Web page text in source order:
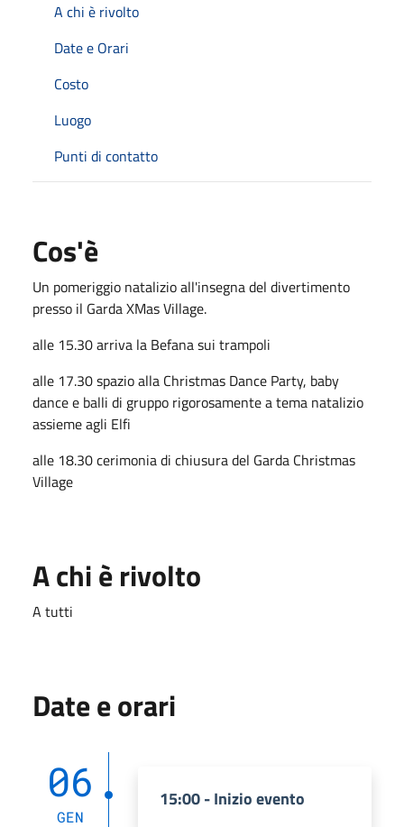
A chi è rivolto
Date e Orari
Costo
Luogo
Punti di contatto
Cos'è
Un pomeriggio natalizio all'insegna del divertimento
presso il Garda XMas Village.
alle 15.30 arriva la Befana sui trampoli
alle 17.30 spazio alla Christmas Dance Party, baby
dance e balli di gruppo rigorosamente a tema natalizio
assieme agli Elfi
alle 18.30 cerimonia di chiusura del Garda Christmas
Village
A chi è rivolto
A tutti
Date e orari
06
GEN
15:00 - Inizio evento